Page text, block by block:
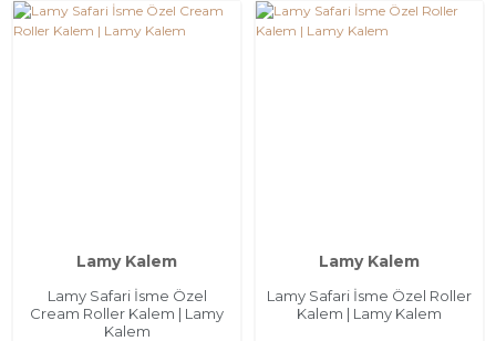
Lamy Kalem
Lamy Safari İsme Özel
Cream Roller Kalem | Lamy
Kalem
Lamy Kalem
Lamy Safari İsme Özel Roller
Kalem | Lamy Kalem